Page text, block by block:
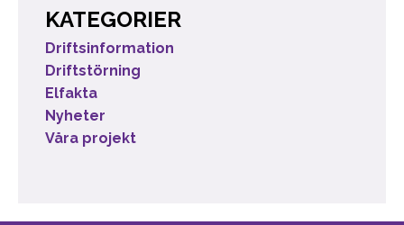
KATEGORIER
Driftsinformation
Driftstörning
Elfakta
Nyheter
Våra projekt